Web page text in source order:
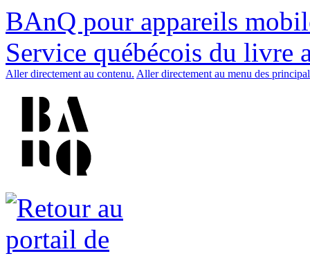
BAnQ pour appareils
Service québécois du livre
Aller directement au contenu. Aller directement au menu des